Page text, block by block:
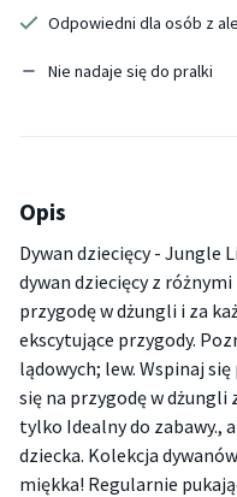
Odpowiedni dla osób z
Nie nadaje się do pralki
Opis
Dywan dziecięcy - Jungle
dywan dziecięcy z
przygodę w dżungli i za
ekscytujące przygody.
lądowych; lew. Wspinaj
się na przygodę w dżungli
tylko Idealny do zabawy.,
dziecka. Kolekcja
miękka! Regularnie